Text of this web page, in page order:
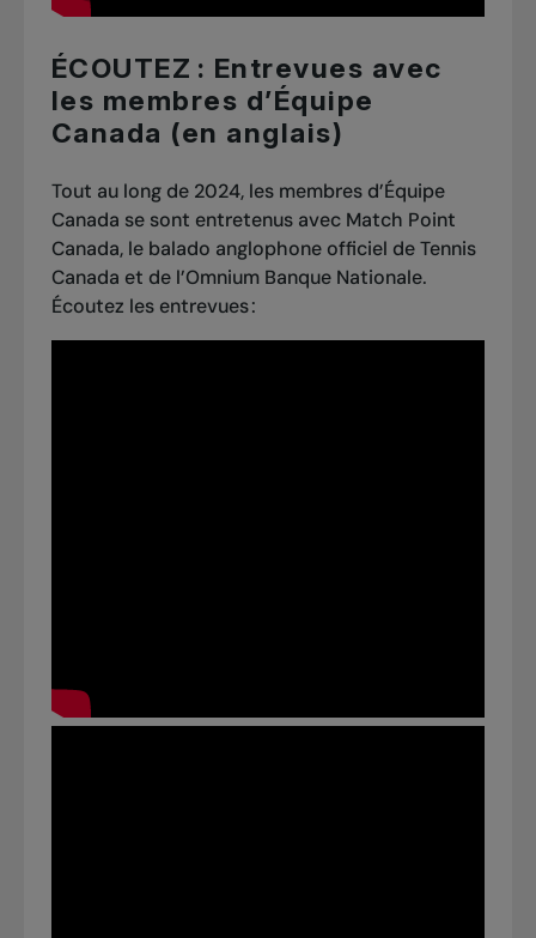
ÉCOUTEZ : Entrevues avec
les membres d’Équipe
Canada (en anglais)
Tout au long de 2024, les membres d’Équipe
Canada se sont entretenus avec Match Point
Canada, le balado anglophone officiel de Tennis
Canada et de l’Omnium Banque Nationale.
Écoutez les entrevues :